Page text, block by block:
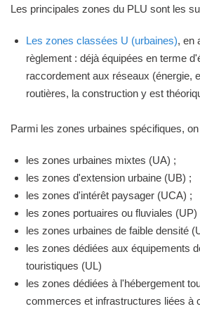
Les principales zones du PLU sont les
Les zones classées U (urbaines), en
règlement : déjà équipées en terme
raccordement aux réseaux (énergie,
routières, la construction y est
Parmi les zones urbaines spécifiques,
les zones urbaines mixtes (UA) ;
les zones d'extension urbaine (UB) ;
les zones d'intérêt paysager (UCA) ;
les zones portuaires ou fluviales (UP)
les zones urbaines de faible densité
les zones dédiées aux équipements
touristiques (UL)
les zones dédiées à l'hébergement
commerces et infrastructures liées à